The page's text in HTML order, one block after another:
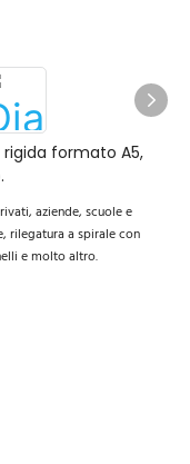
formato A5,
aziende, scuole e
rilegatura a spirale con
e molto altro.